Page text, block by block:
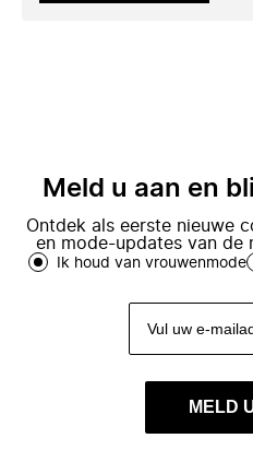
Meld u aan en
Ontdek als eerste nieuwe
en mode-updates van de
Ik houd van vrouwenmode
MELD